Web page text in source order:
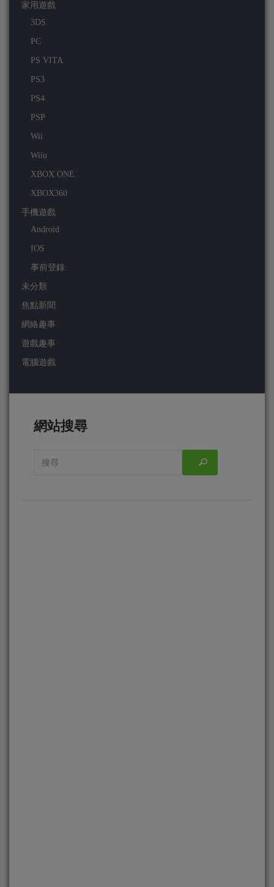
家用遊戲
3DS
PC
PS VITA
PS3
PS4
PSP
Wii
Wiiu
XBOX ONE
XBOX360
手機遊戲
Android
IOS
事前登錄
未分類
焦點新聞
網絡趣事
遊戲趣事
電腦遊戲
網站搜尋